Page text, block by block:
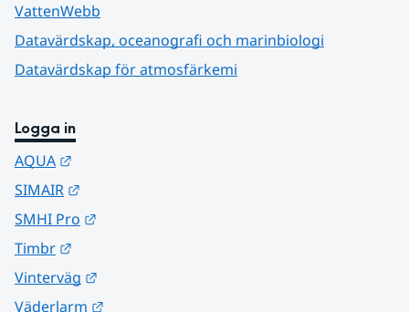
VattenWebb
Datavärdskap, oceanografi och marinbiologi
Datavärdskap för atmosfärkemi
Logga in
AQUA
SIMAIR
SMHI Pro
Timbr
Vinterväg
Väderlarm